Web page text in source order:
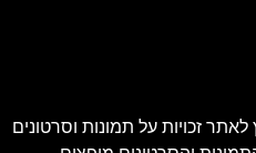
זכויות על תמונות וסרטונים